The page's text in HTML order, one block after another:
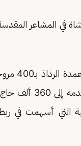
في المشاعر
واستمع